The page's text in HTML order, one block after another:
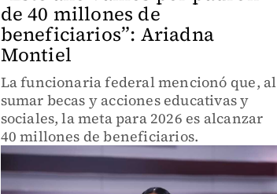
de 40 millones de
beneficiarios”: Ariadna
Montiel
La funcionaria federal mencionó que, al
sumar becas y acciones educativas y
sociales, la meta para 2026 es alcanzar
40 millones de beneficiarios.